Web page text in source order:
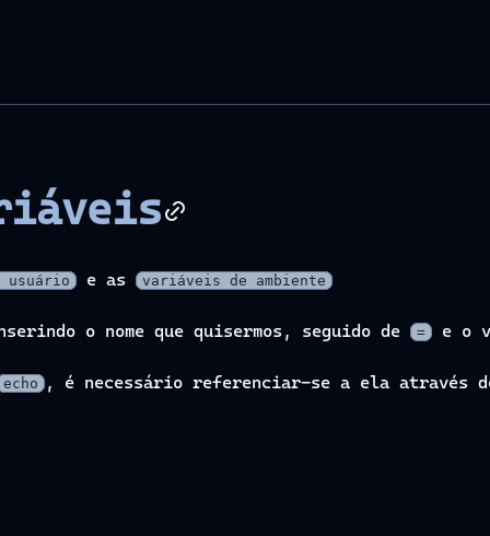
usuário e as variáveis de ambiente
o nome que quisermos, seguido de = e o
echo , é necessário referenciar-se a ela através